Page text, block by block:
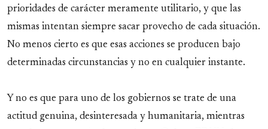
prioridades de carácter meramente utilitario, y que las
mismas intentan siempre sacar provecho de cada situación.
No menos cierto es que esas acciones se producen bajo
determinadas circunstancias y no en cualquier instante.
Y no es que para uno de los gobiernos se trate de una
actitud genuina, desinteresada y humanitaria, mientras